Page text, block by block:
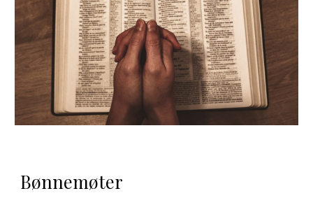
Bønnemøter